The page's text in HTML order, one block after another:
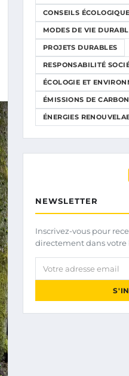
CONSEILS
MODES DE VIE
PROJETS DURABLES
RESPONSABILITÉ
ÉCOLOGIE ET
ÉMISSIONS DE
ÉNERGIES
NEWSLETTER
Inscrivez-vous pour
directement dans votre
Votre adresse email